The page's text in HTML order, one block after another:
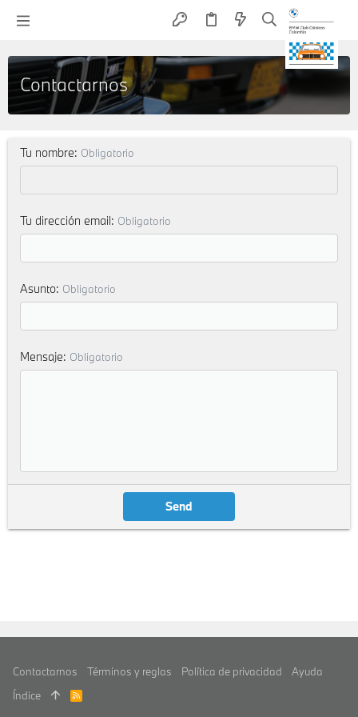
Contactarnos
Tu nombre Obligatorio
Tu dirección email Obligatorio
Asunto Obligatorio
Mensaje Obligatorio
Send
Contactarnos Términos y reglas Política de privacidad
Ayuda
Índice
R
S